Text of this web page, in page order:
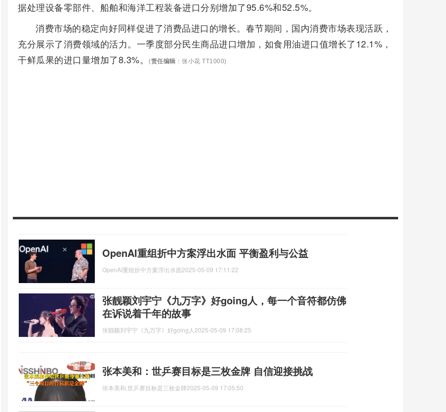
据处理设备零部件、船舶和海洋工程装备进口分别增加了95.6%和52.5%。
消费市场的稳定向好同样促进了消费品进口的增长。春节期间，国内消费市场表现活跃，
充分展示了消费领域的活力。一季度部分民生商品进口增加，如食用油进口值增长了12.1%，
干鲜瓜果的进口量增加了8.3%。
(责任编辑 ：张小花 TT1000)
OpenAI重组折中方案浮出水面 平衡盈利与公益
OpenAI重组折中方案浮出水面2025-05-09 17:11:22
张靓颖刘宇宁《九万字》好going人，每一个音符都仿佛
在诉说着千年的故事
张靓颖刘宇宁《九万字》好going人 2025-05-09 17:08:25
张本美和：世乒赛目标是三枚金牌 自信迎接挑战
张本美和,世乒赛目标是三枚金牌2025-05-09 17:05:50